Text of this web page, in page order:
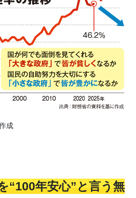
成
“100年安心”と言う無